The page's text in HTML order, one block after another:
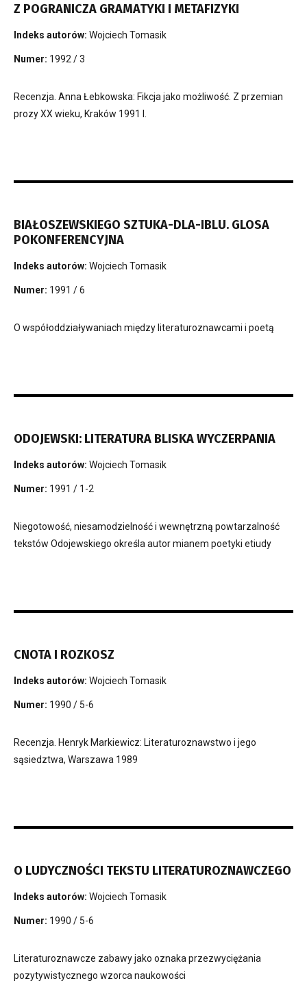
Z POGRANICZA GRAMATYKI I METAFIZYKI
Indeks autorów: Wojciech Tomasik
Numer: 1992 / 3
Recenzja. Anna Łebkowska: Fikcja jako możliwość. Z przemian
prozy XX wieku, Kraków 1991 l.
BIAŁOSZEWSKIEGO SZTUKA-DLA-IBLU. GLOSA
POKONFERENCYJNA
Indeks autorów: Wojciech Tomasik
Numer: 1991 / 6
O współoddziaływaniach między literaturoznawcami i poetą
ODOJEWSKI: LITERATURA BLISKA WYCZERPANIA
Indeks autorów: Wojciech Tomasik
Numer: 1991 / 1-2
Niegotowość, niesamodzielność i wewnętrzną powtarzalność
tekstów Odojewskiego określa autor mianem poetyki etiudy
CNOTA I ROZKOSZ
Indeks autorów: Wojciech Tomasik
Numer: 1990 / 5-6
Recenzja. Henryk Markiewicz: Literaturoznawstwo i jego
sąsiedztwa, Warszawa 1989
O LUDYCZNOŚCI TEKSTU LITERATUROZNAWCZEGO
Indeks autorów: Wojciech Tomasik
Numer: 1990 / 5-6
Literaturoznawcze zabawy jako oznaka przezwyciężania
pozytywistycznego wzorca naukowości